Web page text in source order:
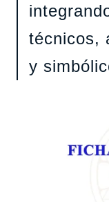
técnicos,
y